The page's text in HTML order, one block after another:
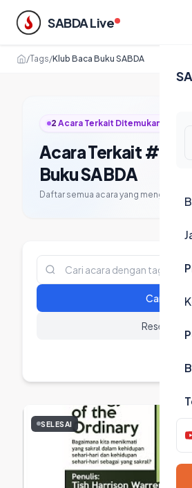
SABDA Live
/Tags/Klub Baca Buku SABDA
2 Acara Terkait Ditemukan
Acara Terkait
Buku SABDA
Daftar semua acara yang
Cari
Reset
SELESAI